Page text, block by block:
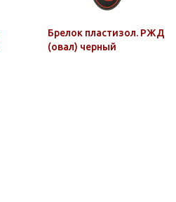
Брелок пластизол. РЖД
(овал) черный